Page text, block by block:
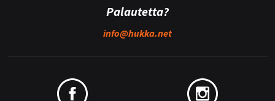
Palautetta?
info@hukka.net